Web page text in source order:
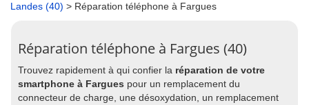
Landes (40) > Réparation téléphone à Fargues
Réparation téléphone à Fargues (40)
Trouvez rapidement à qui confier la réparation de votre
smartphone à Fargues pour un remplacement du
connecteur de charge, une désoxydation, un remplacement